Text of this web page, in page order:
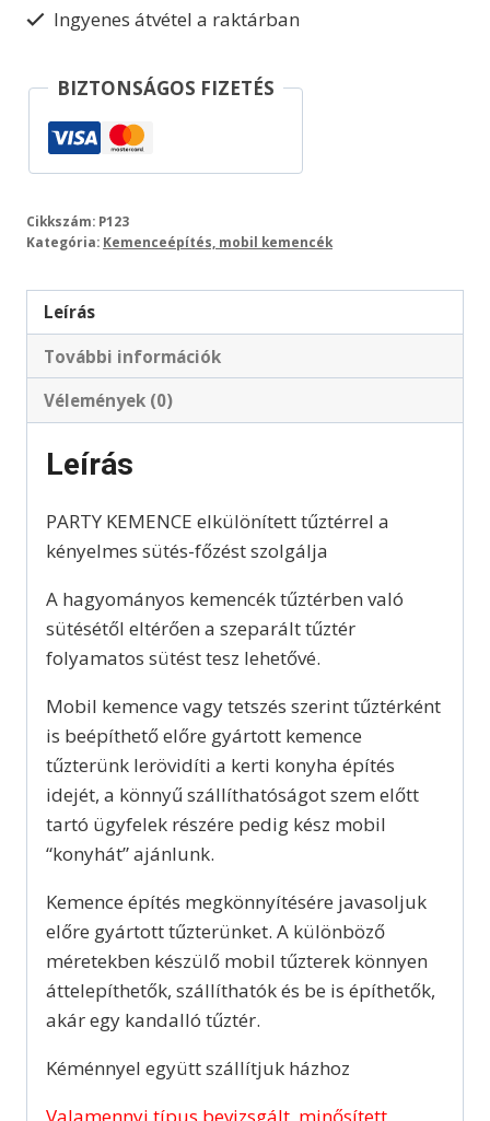
Ingyenes átvétel a raktárban
BIZTONSÁGOS FIZETÉS
Cikkszám: P123
Kategória: Kemenceépítés, mobil kemencék
Leírás
További információk
Vélemények (0)
Leírás
PARTY KEMENCE elkülönített tűztérrel a
kényelmes sütés-főzést szolgálja
A hagyományos kemencék tűztérben való
sütésétől eltérően a szeparált tűztér
folyamatos sütést tesz lehetővé.
Mobil kemence vagy tetszés szerint tűztérként
is beépíthető előre gyártott kemence
tűzterünk lerövidíti a kerti konyha építés
idejét, a könnyű szállíthatóságot szem előtt
tartó ügyfelek részére pedig kész mobil
“konyhát” ajánlunk.
Kemence építés megkönnyítésére javasoljuk
előre gyártott tűzterünket. A különböző
méretekben készülő mobil tűzterek könnyen
áttelepíthetők, szállíthatók és be is építhetők,
akár egy kandalló tűztér.
Kéménnyel együtt szállítjuk házhoz
Valamennyi típus bevizsgált, minősített